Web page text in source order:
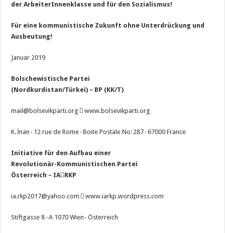
der ArbeiterInnenklasse und für den Sozialismus!
Für eine kommunistische Zukunft ohne Unterdrückung und
Ausbeutung!
Januar 2019
Bolschewistische Partei
(Nordkurdistan/Türkei) – BP (KK/T)
mail@bolsevikparti.org  www.bolsevikparti.org
K. İnan· 12 rue de Rome· Boite Postale No: 287· 67000 France
Initiative für den Aufbau einer
Revolutionär-Kommunistischen Partei
Österreich – IARKP
ia.rkp2017@yahoo.com  www.iarkp.wordpress.com
Stiftgasse 8· A 1070 Wien· Österreich